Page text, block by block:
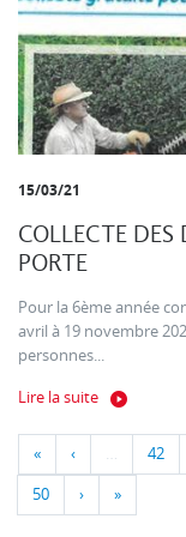
15/03/21
COLLECTE DES
PORTE
Pour la 6ème année
avril à 19 novembre
personnes...
Lire la suite
« ‹ … 42
50 › »